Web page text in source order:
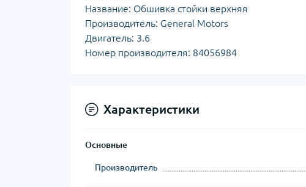
Название: Обшивка стойки верхняя
Производитель: General Motors
Двигатель: 3.6
Номер производителя: 84056984
Характеристики
Основные
Производитель